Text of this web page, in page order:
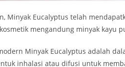
Minyak Eucalyptus telah
mengandung minyak kayu
Minyak Eucalyptus adalah
inhalasi atau difusi untuk